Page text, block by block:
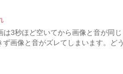
は3秒ほど空いてから画像と音が同
ず画像と音がズレてしまいます。ど